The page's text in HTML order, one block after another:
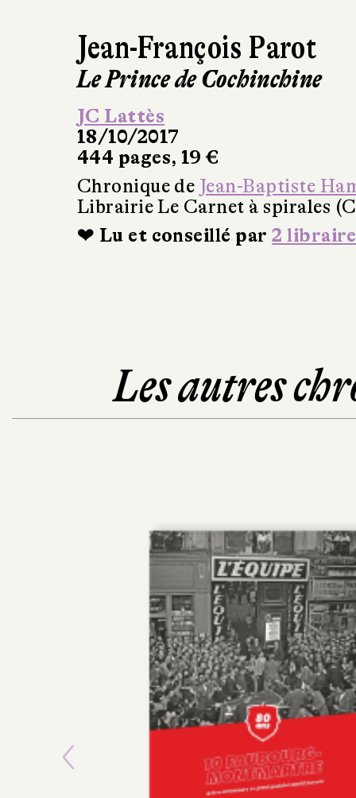
Jean-François Parot
Le Prince de Cochinchine
JC Lattès
18/10/2017
444 pages, 19 €
Chronique de Jean-Baptiste
Librairie Le Carnet à spirales
❤ Lu et conseillé par2
Les autres
Previous